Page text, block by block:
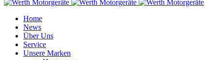
Home
News
Über Uns
Service
Unsere Marken